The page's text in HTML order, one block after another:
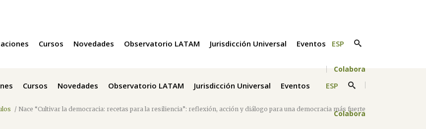
Cursos Novedades Observatorio LATAM Jurisdicción Universal Eventos ESP
Colabora
Cursos Novedades Observatorio LATAM Jurisdicción Universal Eventos ESP
Colabora
/ Nace “Cultivar la democracia: recetas para la resiliencia”: reflexión, acción y diálogo para una democracia más fuerte